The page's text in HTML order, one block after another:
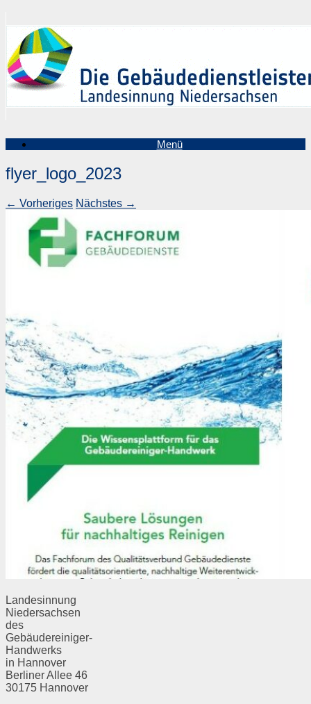
Inhalt
springen
Menü
flyer_logo_2023
← Vorheriges Nächstes →
Landesinnung
Niedersachsen
des
Gebäudereiniger-
Handwerks
in Hannover
Berliner Allee 46
30175 Hannover